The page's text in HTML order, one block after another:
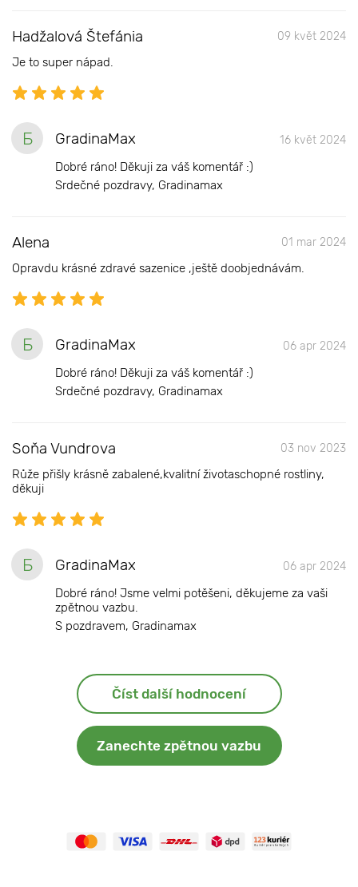
Hadžalová Štefánia 09 květ 2024
Je to super nápad.
Б GradinaMax 16 květ 2024
Dobré ráno! Děkuji za váš komentář :)
Srdečné pozdravy, Gradinamax
Alena 01 mar 2024
Opravdu krásné zdravé sazenice ,ještě doobjednávám.
Б GradinaMax 06 apr 2024
Dobré ráno! Děkuji za váš komentář :)
Srdečné pozdravy, Gradinamax
Soňa Vundrova 03 nov 2023
Růže přišly krásně zabalené,kvalitní životaschopné rostliny,
děkuji
Б GradinaMax 06 apr 2024
Dobré ráno! Jsme velmi potěšeni, děkujeme za vaši
zpětnou vazbu.
S pozdravem, Gradinamax
Číst další hodnocení
Zanechte zpětnou vazbu